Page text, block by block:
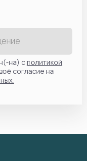
на) сполитикой
согласие на